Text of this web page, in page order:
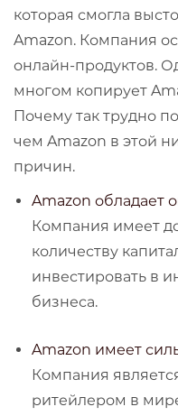
которая смогла
Amazon. Компания
онлайн-продуктов.
многом копирует
Почему так трудно
чем Amazon в этой
причин.
Amazon обладает
Компания имеет
количеству
инвестировать в
бизнеса.
Amazon имеет
Компания
ритейлером в